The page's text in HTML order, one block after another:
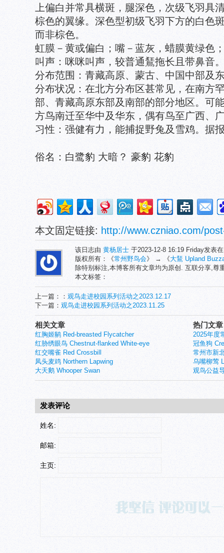
上偏白并常具横斑，腿深色，次级飞羽具
棕色的翼缘。深色型初级飞羽下方的白色
而非棕色。
虹膜－黄或偏白；嘴－蓝灰，蜡膜黄绿色
叫声：咪咪叫声，较普通鵟拖长且带鼻音
分布范围：青藏高原、蒙古、中国中部及
分布状况：在北方分布区甚常见，在南方
部、青藏高原东部及南部的部分地区。可
方鸟南迁至华中及华东，偶有鸟至广西、
习性：强健有力，能捕捉野兔及雪鸡。据
俗名：白鹭豹 大暗？ 豪豹 花豹
本文固定链接: http://www.czniao.com/
该日志由 黄杨居士 于2023-12-8 16:19 Friday发表
版权所有：《常州野鸟会》 → 《大鵟 Upland
除特别标注,本博客所有文章均为原创. 互联分享,尊
本文标签：
上一篇：： 观鸟走进校园系列活动之2023.12.17
下一篇： 观鸟走进校园系列活动之2023.11.25
热门文章
2025年度
冠鱼狗
常州市新
乌嘴柳莺
观鸟公益
相关文章
红胸姬鹟 Red-breasted Flycatcher
红胁绣眼鸟 Chestnut-flanked White-eye
红交嘴雀 Red Crossbill
凤头麦鸡 Northern Lapwing
大天鹅 Whooper Swan
发表评论
姓名:
邮箱:
主页: